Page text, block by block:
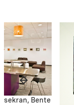
Bente